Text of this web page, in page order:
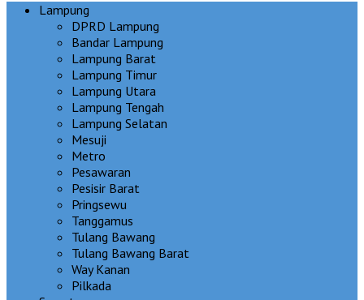
Lampung
DPRD Lampung
Bandar Lampung
Lampung Barat
Lampung Timur
Lampung Utara
Lampung Tengah
Lampung Selatan
Mesuji
Metro
Pesawaran
Pesisir Barat
Pringsewu
Tanggamus
Tulang Bawang
Tulang Bawang Barat
Way Kanan
Pilkada